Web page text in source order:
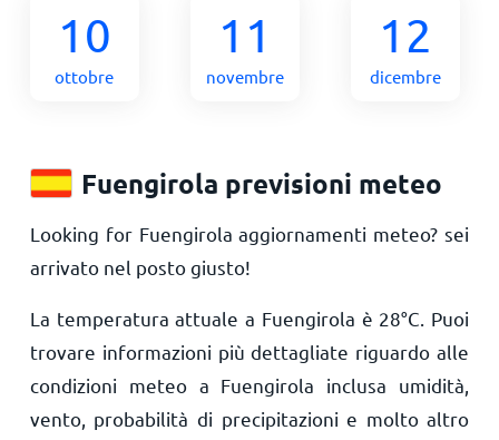
10
ottobre
11
novembre
12
dicembre
Fuengirola previsioni meteo
Looking for Fuengirola aggiornamenti meteo? sei
arrivato nel posto giusto!
La temperatura attuale a Fuengirola è 28°C . Puoi
trovare informazioni più dettagliate riguardo alle
condizioni meteo a Fuengirola inclusa umidità,
vento, probabilità di precipitazioni e molto altro